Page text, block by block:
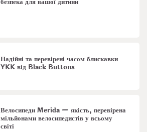
Надійні та перевірені часом блискавки
YKK від Black Buttons
Велосипеди Merida — якість, перевірена
мільйонами велосипедистів у всьому
світі